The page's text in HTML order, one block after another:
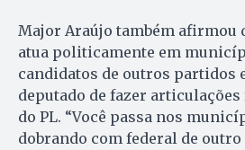
Major Araújo também afirmou
atua politicamente em
candidatos de outros partidos
deputado de fazer
do PL. “Você passa nos
dobrando com federal de